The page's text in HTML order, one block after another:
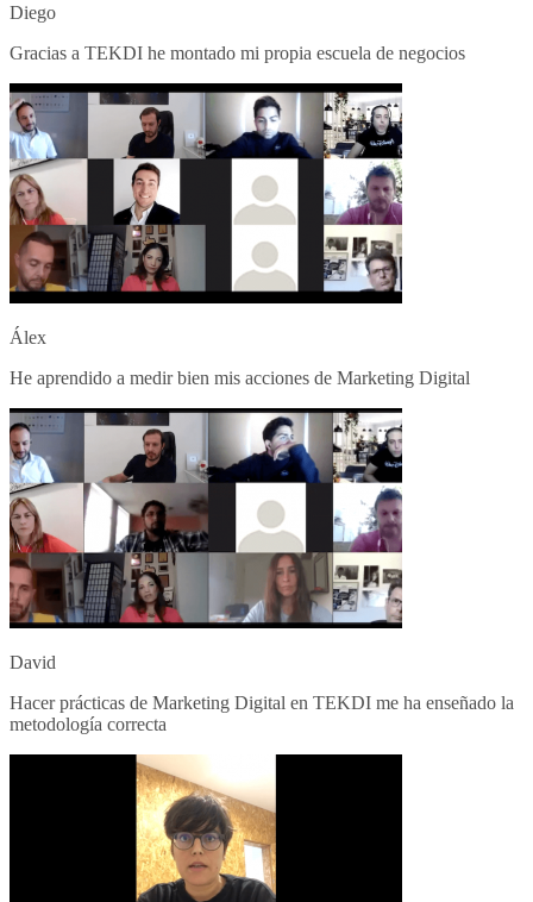
Diego
Gracias a TEKDI he montado mi propia escuela de negocios
Álex
He aprendido a medir bien mis acciones de Marketing Digital
David
Hacer prácticas de Marketing Digital en TEKDI me ha enseñado la
metodología correcta